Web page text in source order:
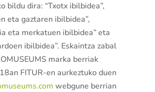
bildu dira: “Txotx ibilbidea”,
eta gaztaren ibilbidea”,
eta merkatuen ibilbidea” eta
ibilbidea”. Eskaintza zabal
marka berriak
FITUR-en aurkeztuko duen
webgune berrian